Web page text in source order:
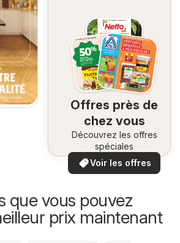
Offres près de
chez vous
Découvrez les offres
spéciales
Voir les offres
que vous pouvez
prix maintenant